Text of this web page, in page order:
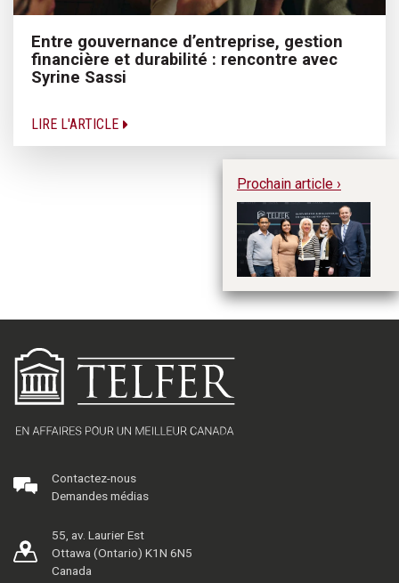
Entre gouvernance d’entreprise, gestion
financière et durabilité : rencontre avec
Syrine Sassi
LIRE L'ARTICLE
Prochain article ›
Contactez-nous
Demandes médias
55, av. Laurier Est
Ottawa (Ontario) K1N 6N5
Canada